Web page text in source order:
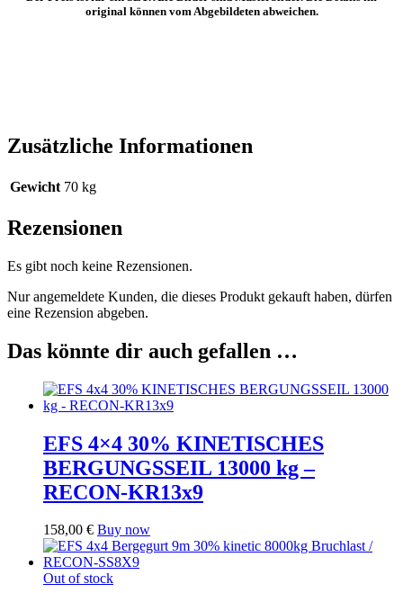
original können vom Abgebildeten abweichen.
Zusätzliche Informationen
Gewicht 70 kg
Rezensionen
Es gibt noch keine Rezensionen.
Nur angemeldete Kunden, die dieses Produkt gekauft haben, dürfen
eine Rezension abgeben.
Das könnte dir auch gefallen …
EFS 4×4 30% KINETISCHES
BERGUNGSSEIL 13000 kg –
RECON-KR13x9
158,00 € Buy now
Out of stock